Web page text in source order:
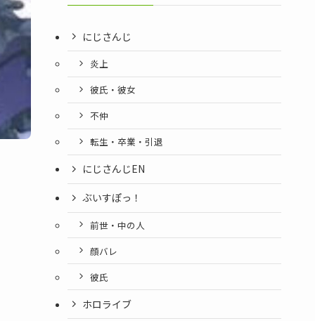
にじさんじ
炎上
彼氏・彼女
不仲
転生・卒業・引退
にじさんじEN
ぶいすぽっ！
前世・中の人
顔バレ
彼氏
ホロライブ